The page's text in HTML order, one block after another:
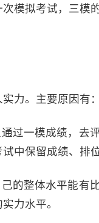
模拟考试，三模
力。主要原因有：
过一模成绩，去
中保留成绩、排位
的整体水平能有
力水平。